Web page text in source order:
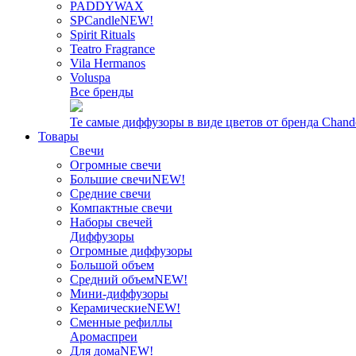
PADDYWAX
SPCandleNEW!
Spirit Rituals
Teatro Fragrance
Vila Hermanos
Voluspa
Все бренды
Те самые диффузоры в виде цветов от бренда
Товары
Свечи
Огромные свечи
Большие свечиNEW!
Средние свечи
Компактные свечи
Наборы свечей
Диффузоры
Огромные диффузоры
Большой объем
Средний объемNEW!
Мини-диффузоры
КерамическиеNEW!
Сменные рефиллы
Аромаспреи
Для домаNEW!